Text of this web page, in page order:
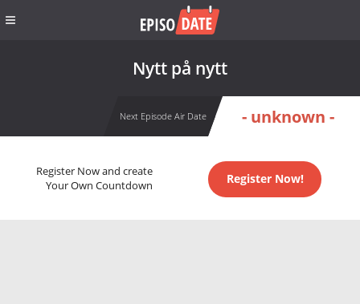
Nytt på nytt
Next Episode Air Date - unknown -
Register Now and create
Your Own Countdown
Register Now!